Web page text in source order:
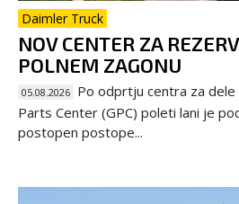
Daimler Truck
NOV CENTER ZA
POLNEM ZAGONU
05.08.2026 Po odprtju centra za dele
Parts Center (GPC) poleti lani je
postopen postope...